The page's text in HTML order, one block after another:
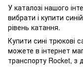
У каталозі нашого
вибрати і купити
рівень катання.
Купити сині трюкові
можете в інтернет
транспорту Rocket, з